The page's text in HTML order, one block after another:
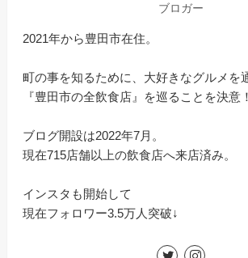
ブロガー
2021年から豊田市在住。
町の事を知るために、大好きなグルメを
『豊田市の全飲食店』を巡ることを決意！
ブログ開設は2022年7月。
現在715店舗以上の飲食店へ来店済み。
インスタも開始して
現在フォロワー3.5万人突破↓